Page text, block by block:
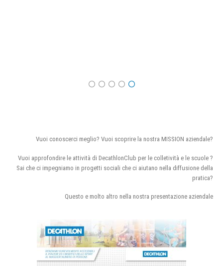
Vuoi conoscerci meglio? Vuoi scoprire la nostra MISSION aziendale?
Vuoi approfondire le attività di DecathlonClub per le colletività e le scuole ?
Sai che ci impegniamo in progetti sociali che ci aiutano nella diffusione della
pratica?
Questo e molto altro nella nostra presentazione aziendale